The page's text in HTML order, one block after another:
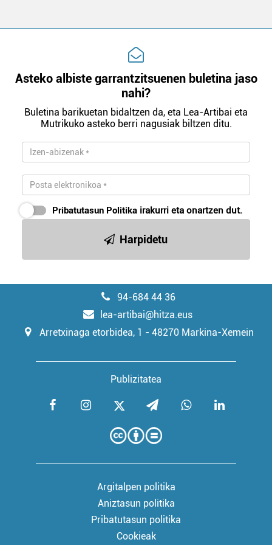
erabiltzeko baimen esplizitua ematen diguzu.
Asteko albiste garrantzitsuenen buletina jaso
nahi?
Buletina barikuetan bidaltzen da, eta Lea-Artibai eta
Mutrikuko asteko berri nagusiak biltzen ditu.
Pribatutasun Politika irakurri eta onartzen dut.
Harpidetu
94-684 44 36
lea-artibai@hitza.eus
Arretxinaga etorbidea, 1 - 48270 Markina-Xemein
Publizitatea
Argitalpen politika
Aniztasun politika
Pribatutasun politika
Cookieak